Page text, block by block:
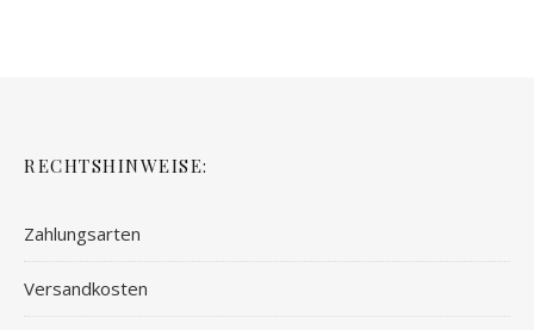
RECHTSHINWEISE:
Zahlungsarten
Versandkosten